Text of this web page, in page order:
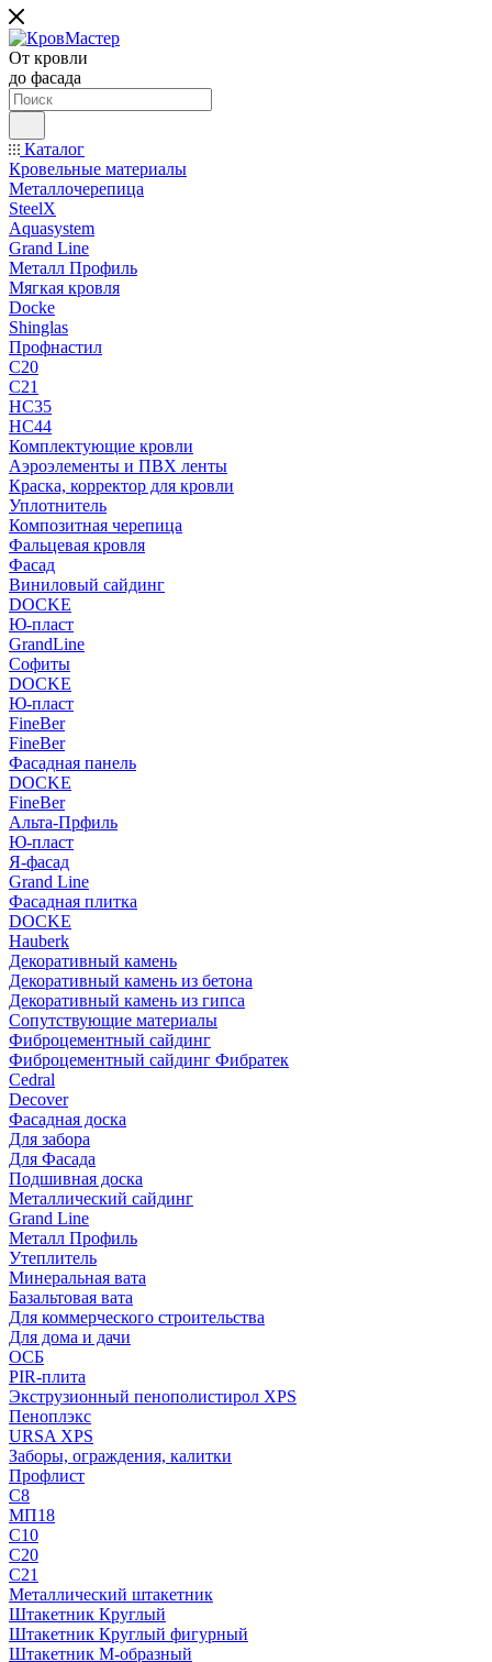
От кровли
до фасада
Каталог
Кровельные материалы
Металлочерепица
SteelX
Aquasystem
Grand Line
Металл Профиль
Мягкая кровля
Docke
Shinglas
Профнастил
C20
C21
НС35
НС44
Комплектующие кровли
Аэроэлементы и ПВХ ленты
Краска, корректор для кровли
Уплотнитель
Композитная черепица
Фальцевая кровля
Фасад
Виниловый сайдинг
DOCKE
Ю-пласт
GrandLine
Софиты
DOCKE
Ю-пласт
FineBer
FineBer
Фасадная панель
DOCKE
FineBer
Альта-Прфиль
Ю-пласт
Я-фасад
Grand Line
Фасадная плитка
DOCKE
Hauberk
Декоративный камень
Декоративный камень из бетона
Декоративный камень из гипса
Сопутствующие материалы
Фиброцементный сайдинг
Фиброцементный сайдинг Фибратек
Cedral
Decover
Фасадная доска
Для забора
Для Фасада
Подшивная доска
Металлический сайдинг
Grand Line
Металл Профиль
Утеплитель
Минеральная вата
Базальтовая вата
Для коммерческого строительства
Для дома и дачи
ОСБ
PIR-плита
Экструзионный пенополистирол XPS
Пеноплэкс
URSA XPS
Заборы, ограждения, калитки
Профлист
С8
МП18
С10
С20
С21
Металлический штакетник
Штакетник Круглый
Штакетник Круглый фигурный
Штакетник М-образный